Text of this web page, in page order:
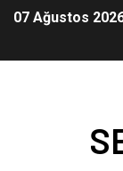
07 Ağustos